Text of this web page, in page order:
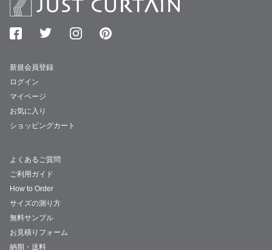
新規会員登録
ログイン
マイページ
お気に入り
ショッピングカート
よくあるご質問
ご利用ガイド
How to Order
サイズの測り方
無料サンプル
お見積りフォーム
納期・送料